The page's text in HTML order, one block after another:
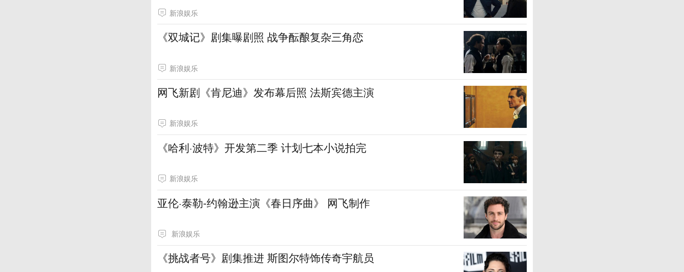
新浪娱乐
《双城记》剧集曝剧照 战争酝酿复杂三角恋
新浪娱乐
网飞新剧《肯尼迪》发布幕后照 法斯宾德主演
新浪娱乐
《哈利·波特》开发第二季 计划七本小说拍完
新浪娱乐
亚伦·泰勒-约翰逊主演《春日序曲》 网飞制作
新浪娱乐
《挑战者号》剧集推进 斯图尔特饰传奇宇航员